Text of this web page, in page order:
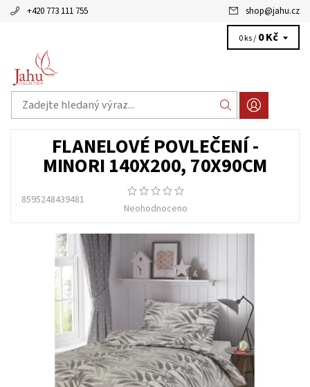
+420 773 111 755 shop@jahu.cz
0 ks / 0 Kč
FLANELOVÉ POVLEČENÍ -
MINORI 140X200, 70X90CM
8595248439481
Neohodnoceno